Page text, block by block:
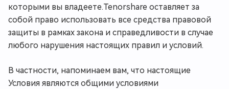
которыми вы владеете.Tenorshare оставляет за
собой право использовать все средства правовой
защиты в рамках закона и справедливости в случае
любого нарушения настоящих правил и условий.
В частности, напоминаем вам, что настоящие
Условия являются общими условиями